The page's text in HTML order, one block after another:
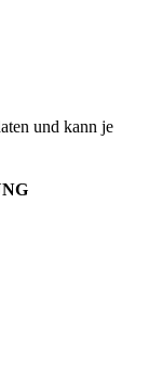
und kann je